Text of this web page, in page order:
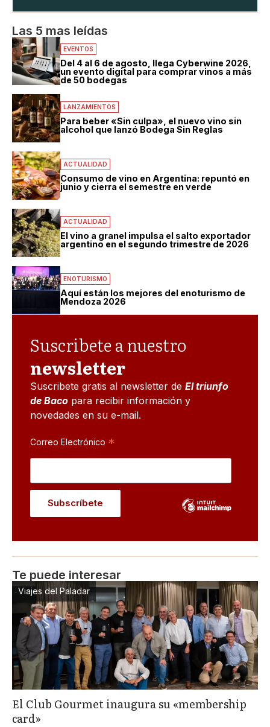
Las 5 mas leídas
EVENTOS
Del 4 al 6 de agosto, llega Cyberwine 2026,
un evento digital para comprar vinos a más
de 50 bodegas
LANZAMIENTOS
Para beber «Sin culpa», el nuevo vino sin
alcohol que lanzó Bodega Sin Reglas
ACTUALIDAD
Consumo de vino en Argentina: repuntó en
junio y cierra el semestre en verde
ACTUALIDAD
El vino a granel impulsa el salto exportador
argentino en el segundo trimestre de 2026
ENOTURISMO
Aquí están los mejores del enoturismo de
Mendoza 2026
Suscribete a nuestro
newsletter
Suscribete gratis al newsletter de El triunfo
de Baco para recibir información y
novedades en su e-mail.
Correo Electrónico *
Te puede interesar
Viajes del Paladar
El Club Gourmet inaugura su «membership
card»